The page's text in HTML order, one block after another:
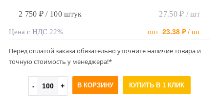
2 750 ₽ / 100 штук 27.50 ₽ / шт
Цена с НДС 22% опт: 23.38 ₽/ шт
Перед оплатой заказа обязательно уточните наличие товара и
точную стоимость у менеджера!*
В КОРЗИНУ КУПИТЬ В 1 КЛИК